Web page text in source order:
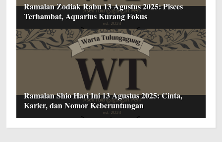
Ramalan Zodiak Rabu 13 Agustus 2025: Pisces
Terhambat, Aquarius Kurang Fokus
Ramalan Shio Hari Ini 13 Agustus 2025: Cinta,
Karier, dan Nomor Keberuntungan